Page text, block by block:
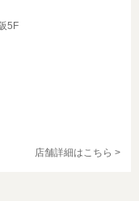
5F
店舗詳細はこちら >